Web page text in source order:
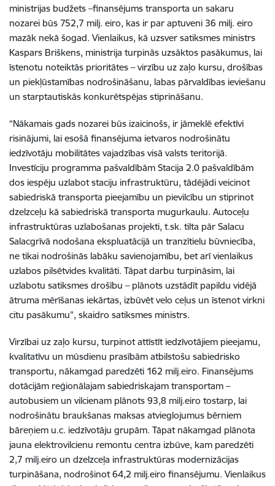
ministrijas budžets –finansējums transporta un sakaru
nozarei būs 752,7 milj. eiro, kas ir par aptuveni 36 milj. eiro
mazāk nekā šogad. Vienlaikus, kā uzsver satiksmes ministrs
Kaspars Briškens, ministrija turpinās uzsāktos pasākumus, lai
īstenotu noteiktās prioritātes – virzību uz zaļo kursu, drošības
un piekļūstamības nodrošināšanu, labas pārvaldības ieviešanu
un starptautiskās konkurētspējas stiprināšanu.
“Nākamais gads nozarei būs izaicinošs, ir jāmeklē efektīvi
risinājumi, lai esošā finansējuma ietvaros nodrošinātu
iedzīvotāju mobilitātes vajadzības visā valsts teritorijā.
Investīciju programma pašvaldībām Stacija 2.0 pašvaldībām
dos iespēju uzlabot staciju infrastruktūru, tādējādi veicinot
sabiedriskā transporta pieejamību un pievilcību un stiprinot
dzelzceļu kā sabiedriskā transporta mugurkaulu. Autoceļu
infrastruktūras uzlabošanas projekti, t.sk. tilta pār Salacu
Salacgrīvā nodošana ekspluatācijā un tranzītielu būvniecība,
ne tikai nodrošinās labāku savienojamību, bet arī vienlaikus
uzlabos pilsētvides kvalitāti. Tāpat darbu turpināsim, lai
uzlabotu satiksmes drošību – plānots uzstādīt papildu vidējā
ātruma mērīšanas iekārtas, izbūvēt velo ceļus un īstenot virkni
citu pasākumu”, skaidro satiksmes ministrs.
Virzībai uz zaļo kursu, turpinot attīstīt iedzīvotājiem pieejamu,
kvalitatīvu un mūsdienu prasībām atbilstošu sabiedrisko
transportu, nākamgad paredzēti 162 milj.eiro. Finansējums
dotācijām reģionālajam sabiedriskajam transportam –
autobusiem un vilcienam plānots 93,8 milj.eiro tostarp, lai
nodrošinātu braukšanas maksas atvieglojumus bērniem
bāreņiem u.c. iedzīvotāju grupām. Tāpat nākamgad plānota
jauna elektrovilcienu remontu centra izbūve, kam paredzēti
2,7 milj.eiro un dzelzceļa infrastruktūras modernizācijas
turpināšana, nodrošinot 64,2 milj.eiro finansējumu. Vienlaikus